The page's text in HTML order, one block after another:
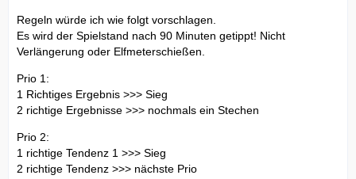
Regeln würde ich wie folgt vorschlagen.
Es wird der Spielstand nach 90 Minuten getippt! Nicht
Verlängerung oder Elfmeterschießen.
Prio 1:
1 Richtiges Ergebnis >>> Sieg
2 richtige Ergebnisse >>> nochmals ein Stechen
Prio 2:
1 richtige Tendenz 1 >>> Sieg
2 richtige Tendenz >>> nächste Prio